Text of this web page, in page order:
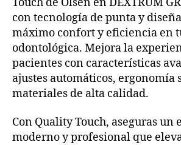
con tecnología de punta y
máximo confort y eficiencia en
odontológica. Mejora la
pacientes con características
ajustes automáticos, ergonomía
materiales de alta calidad.
Con Quality Touch, aseguras un
moderno y profesional que